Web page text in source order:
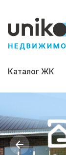
Каталог ЖК